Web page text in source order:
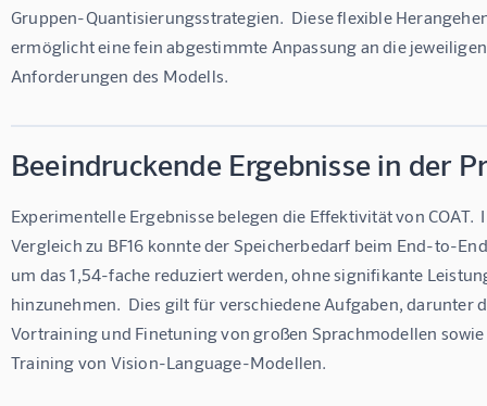
Gruppen-Quantisierungsstrategien.  Diese flexible
ermöglicht eine fein abgestimmte Anpassung an die
Anforderungen des Modells.
Beeindruckende Ergebnisse in der
Experimentelle Ergebnisse belegen die Effektivität von COAT.
Vergleich zu BF16 konnte der Speicherbedarf beim End-to-
um das 1,54-fache reduziert werden, ohne signifikante
hinzunehmen.  Dies gilt für verschiedene Aufgaben, darunter
Vortraining und Finetuning von großen Sprachmodellen
Training von Vision-Language-Modellen.